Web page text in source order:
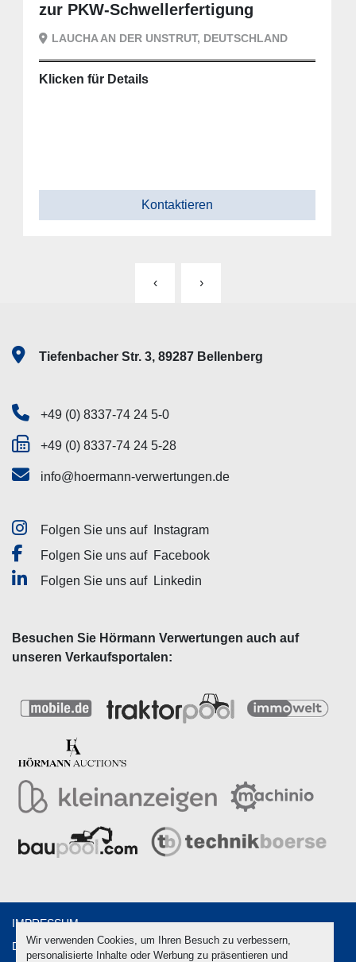
Wir verwenden Cookies, um Ihren Besuch zu verbessern,
personalisierte Inhalte oder Werbung zu präsentieren und
zur PKW-Schwellerfertigung
LAUCHA AN DER UNSTRUT, DEUTSCHLAND
Klicken für Details
Kontaktieren
‹ ›
Tiefenbacher Str. 3, 89287 Bellenberg
+49 (0) 8337-74 24 5-0
+49 (0) 8337-74 24 5-28
info@hoermann-verwertungen.de
Folgen Sie uns auf
Instagram
Folgen Sie uns auf Facebook
Folgen Sie uns auf
Linkedin
Besuchen Sie Hörmann Verwertungen auch auf
unseren Verkaufsportalen:
IMPRESSUM
DATENSCHUTZ